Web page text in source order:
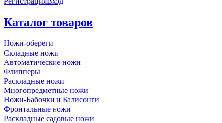
Каталог товаров
Ножи-обереги
Складные ножи
Автоматические ножи
Флипперы
Раскладные ножи
Многопредметные ножи
Ножи-Бабочки и Балисонги
Фронтальные ножи
Раскладные садовые ножи